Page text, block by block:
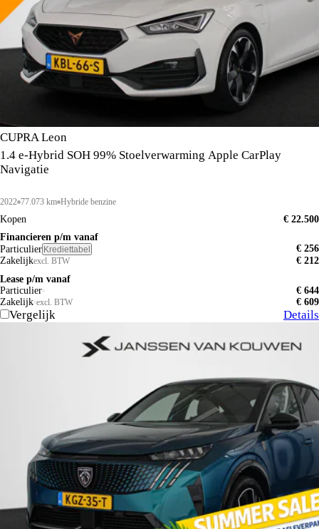
CUPRA Leon
1.4 e-Hybrid SOH 99% Stoelverwarming Apple CarPlay
Navigatie
2022 77.073 km Hybride benzine
Kopen
€ 22.500
Financieren p/m vanaf
Particulier Krediettabel
€ 256
Zakelijkexcl. BTW
€ 212
Lease p/m vanaf
Particulier
€ 644
Zakelijk excl. BTW € 609
Vergelijk Details